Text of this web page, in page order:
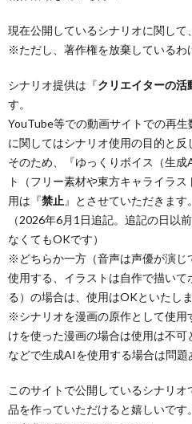
現在公開しているシナリオに関して
※ただし、著作権を放棄しているわ
シナリオ提供は『クリエイターの活
す。
YouTube等での動画サイトでの再
に関してはシナリオ使用の目的と反
そのため、『ゆっくりボイス（生
ト（フリー素材や東方キャライラ
用は『禁止 』とさせていただきます。
（2026年6月1日追記。追記の日以
なくてもOKです）
※どちらか一方（音声は声優が演じ
使用する、イラストは自作で描い
る）の場合は、使用はOKといたし
※シナリオを漫画の原作として使
けを使った漫画の場合は使用は不
などで生成AIを使用する場合は問題
このサイトで公開しているシナリ
品を作っていただけると嬉しいです。